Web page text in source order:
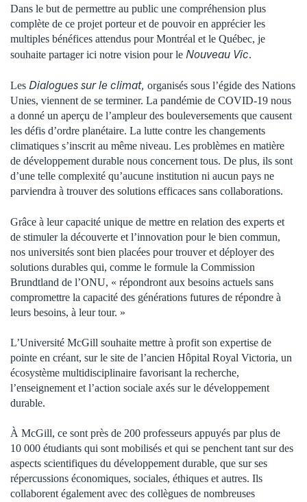
Dans le but de permettre au public une compréhension plus
complète de ce projet porteur et de pouvoir en apprécier les
multiples bénéfices attendus pour Montréal et le Québec, je
souhaite partager ici notre vision pour le Nouveau Vic.
Les Dialogues sur le climat, organisés sous l’égide des Nations
Unies, viennent de se terminer. La pandémie de COVID-19 nous
a donné un aperçu de l’ampleur des bouleversements que causent
les défis d’ordre planétaire. La lutte contre les changements
climatiques s’inscrit au même niveau. Les problèmes en matière
de développement durable nous concernent tous. De plus, ils sont
d’une telle complexité qu’aucune institution ni aucun pays ne
parviendra à trouver des solutions efficaces sans collaborations.
Grâce à leur capacité unique de mettre en relation des experts et
de stimuler la découverte et l’innovation pour le bien commun,
nos universités sont bien placées pour trouver et déployer des
solutions durables qui, comme le formule la Commission
Brundtland de l’ONU, « répondront aux besoins actuels sans
compromettre la capacité des générations futures de répondre à
leurs besoins, à leur tour. »
L’Université McGill souhaite mettre à profit son expertise de
pointe en créant, sur le site de l’ancien Hôpital Royal Victoria, un
écosystème multidisciplinaire favorisant la recherche,
l’enseignement et l’action sociale axés sur le développement
durable.
À McGill, ce sont près de 200 professeurs appuyés par plus de
10 000 étudiants qui sont mobilisés et qui se penchent tant sur des
aspects scientifiques du développement durable, que sur ses
répercussions économiques, sociales, éthiques et autres. Ils
collaborent également avec des collègues de nombreuses